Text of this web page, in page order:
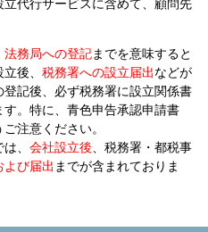
立代行サービスに含めて、顧問先
法務局への登記までを意味すると
後、 税務署への設立届出などが
記後、必ず税務署に設立関係書
。特に、青色申告承認申請書
注意ください。
、 会社設立後 、税務署・都税事
び届出 までが含まれておりま